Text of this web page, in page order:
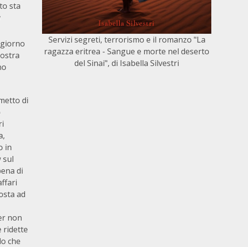
sta
di
in
sul
di
ad
non
ridette
che
Servizi segreti, terrorismo e il romanzo "La
ragazza eritrea - Sangue e morte nel deserto
del Sinai", di Isabella Silvestri